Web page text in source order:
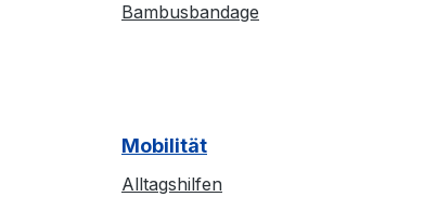
Bambusbandage
Mobilität
Alltagshilfen